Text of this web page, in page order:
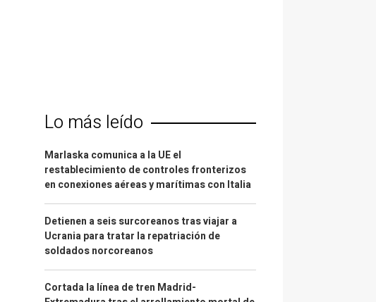
Lo más leído
Marlaska comunica a la UE el
restablecimiento de controles fronterizos
en conexiones aéreas y marítimas con Italia
Detienen a seis surcoreanos tras viajar a
Ucrania para tratar la repatriación de
soldados norcoreanos
Cortada la línea de tren Madrid-